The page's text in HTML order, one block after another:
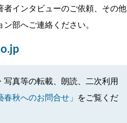
者インタビューのご依頼、その他
部へご連絡ください。
真等の転載、朗読、二次利用
春秋へのお問合せ」
をご覧くだ